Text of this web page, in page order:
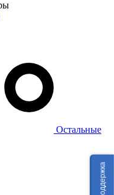
Остальные